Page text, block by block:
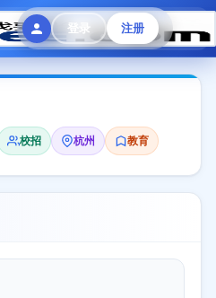
登录 注册
招聘中心 会员专区
校招 杭州 教育